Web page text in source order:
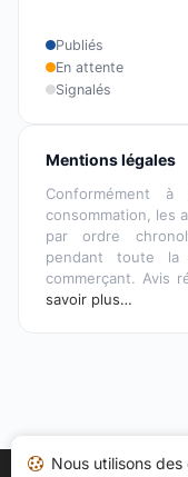
Publiés
En attente
Signalés
Mentions légales
Conformément
consommation, les
par ordre
pendant toute
commerçant. Avis
savoir plus…
Nous utilisons